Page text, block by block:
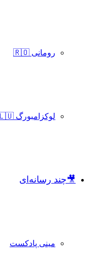
رومانی 🇷🇴
لوکزامبورگ 🇱🇺
🎥چند رسانه‌ای
مینی پادکست